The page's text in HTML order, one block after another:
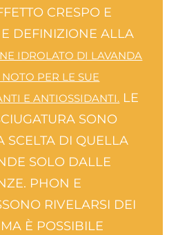
CRESPO E
DEFINIZIONE ALLA
IDROLATO DI LAVANDA
PER LE SUE
E ANTIOSSIDANTI. LE
SONO
SCELTA DI QUELLA
SOLO DALLE
PHON E
RIVELARSI DEI
È POSSIBILE